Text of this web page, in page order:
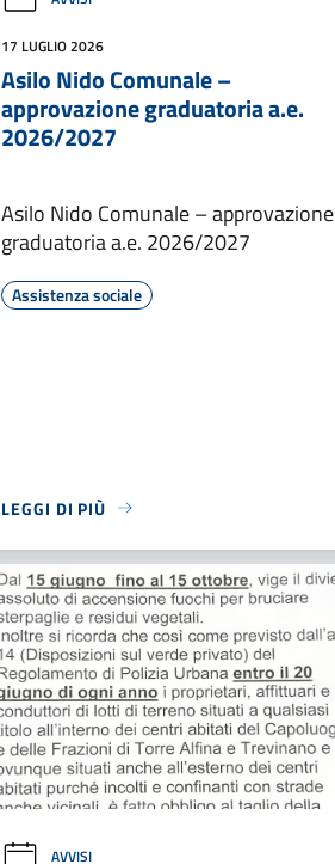
17 LUGLIO 2026
Asilo Nido Comunale –
approvazione graduatoria a.e.
2026/2027
Asilo Nido Comunale – approvazione
graduatoria a.e. 2026/2027
Assistenza sociale
LEGGI DI PIÙ
AVVISI